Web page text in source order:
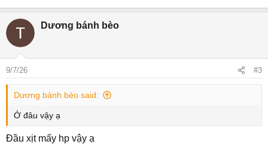
Dương bánh bèo
9/7/26 #3
Dương bánh bèo said:
Ở đâu vậy ạ
Đầu xịt mấy hp vậy ạ